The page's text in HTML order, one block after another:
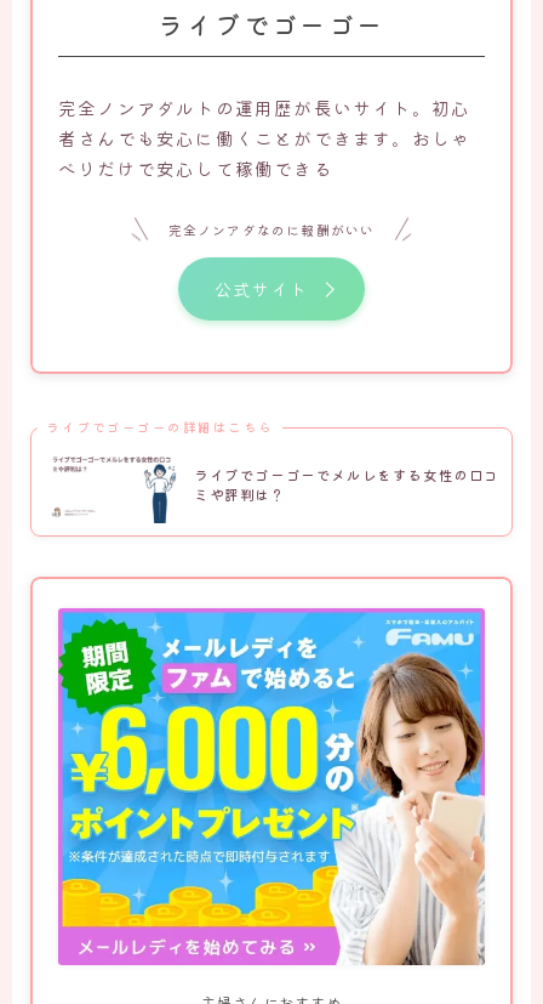
ライブでゴーゴー
完全ノンアダルトの運用歴が長いサイト。初心
者さんでも安心に働くことができます。おしゃ
べりだけで安心して稼働できる
完全ノンアダなのに報酬がいい
公式サイト
ライブでゴーゴーの詳細はこちら
ライブでゴーゴーでメルレをする女性の口コ
ミや評判は？